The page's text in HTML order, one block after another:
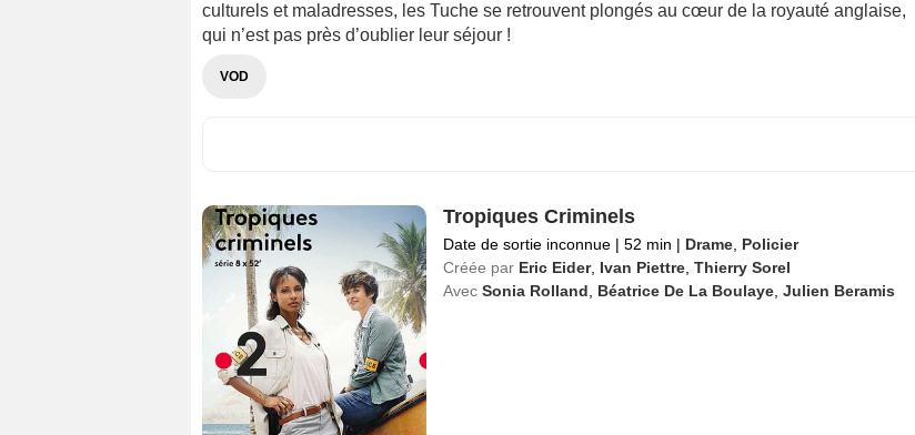
culturels et maladresses, les Tuche se retrouvent plongés au cœur de la royauté anglaise,
qui n’est pas près d’oublier leur séjour !
VOD
Tropiques Criminels
Date de sortie inconnue | 52 min | Drame, Policier
Créée par Eric Eider, Ivan Piettre, Thierry Sorel
Avec Sonia Rolland Béatrice De La Boulaye, Julien Beramis